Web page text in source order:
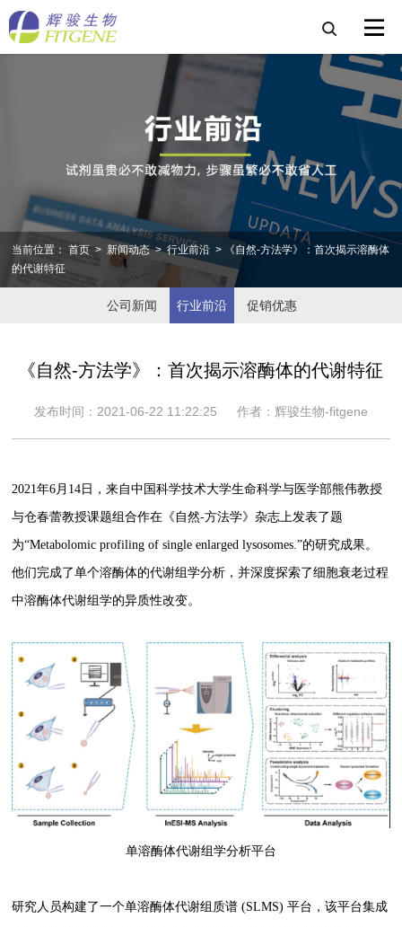
当前位置： 首页 > 新闻动态 > 行业前沿 > 《自然-方法学》：首次揭示溶酶体
的代谢特征
公司新闻 行业前沿 促销优惠
《自然-方法学》：首次揭示溶酶体的代谢特征
发布时间：2021-06-22 11:22:25 作者：辉骏生物-fitgene
2021年6月14日，来自中国科学技术大学生命科学与医学部熊伟教授
与仓春蕾教授课题组合作在《自然-方法学》杂志上发表了题
为“Metabolomic profiling of single enlarged lysosomes.”的研究成果。
他们完成了单个溶酶体的代谢组学分析，并深度探索了细胞衰老过程
中溶酶体代谢组学的异质性改变。
单溶酶体代谢组学分析平台
研究人员构建了一个单溶酶体代谢组质谱 (SLMS) 平台，该平台集成